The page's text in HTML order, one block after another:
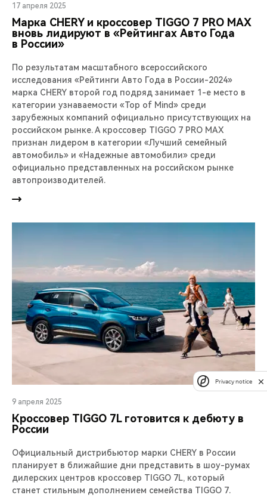
17 апреля 2025
Марка CHERY и кроссовер TIGGO 7 PRO MAX
вновь лидируют в «Рейтингах Авто Года
в России»
По результатам масштабного всероссийского
исследования «Рейтинги Авто Года в России-2024»
марка CHERY второй год подряд занимает 1-е место в
категории узнаваемости «Top of Mind» среди
зарубежных компаний официально присутствующих на
российском рынке. А кроссовер TIGGO 7 PRO MAX
признан лидером в категории «Лучший семейный
автомобиль» и «Надежные автомобили» среди
официально представленных на российском рынке
автопроизводителей.
9 апреля 2025
Кроссовер TIGGO 7L готовится к дебюту в
России
Официальный дистрибьютор марки CHERY в России
планирует в ближайшие дни представить в шоу-румах
дилерских центров кроссовер TIGGO 7L, который
станет стильным дополнением семейства TIGGO 7.
Privacy notice